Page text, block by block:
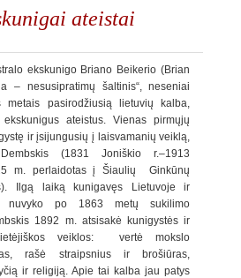
ateistai
ekskunigo Briano Beikerio (Brian
– nesusipratimų šaltinis“, neseniai
pasirodžiusią lietuvių kalba,
ateistus. Vienas pirmųjų
ir įsijungusių į laisvamanių veiklą,
(1831 Joniškio r.–1913
m. perlaidotas į Šiaulių Ginkūnų
Ilgą laiką kunigavęs Lietuvoje ir
nuvyko po 1863 metų sukilimo
1892 m. atsisakė kunigystės ir
veiklos: vertė mokslo
rašė straipsnius ir brošiūras,
ir religiją. Apie tai kalba jau patys